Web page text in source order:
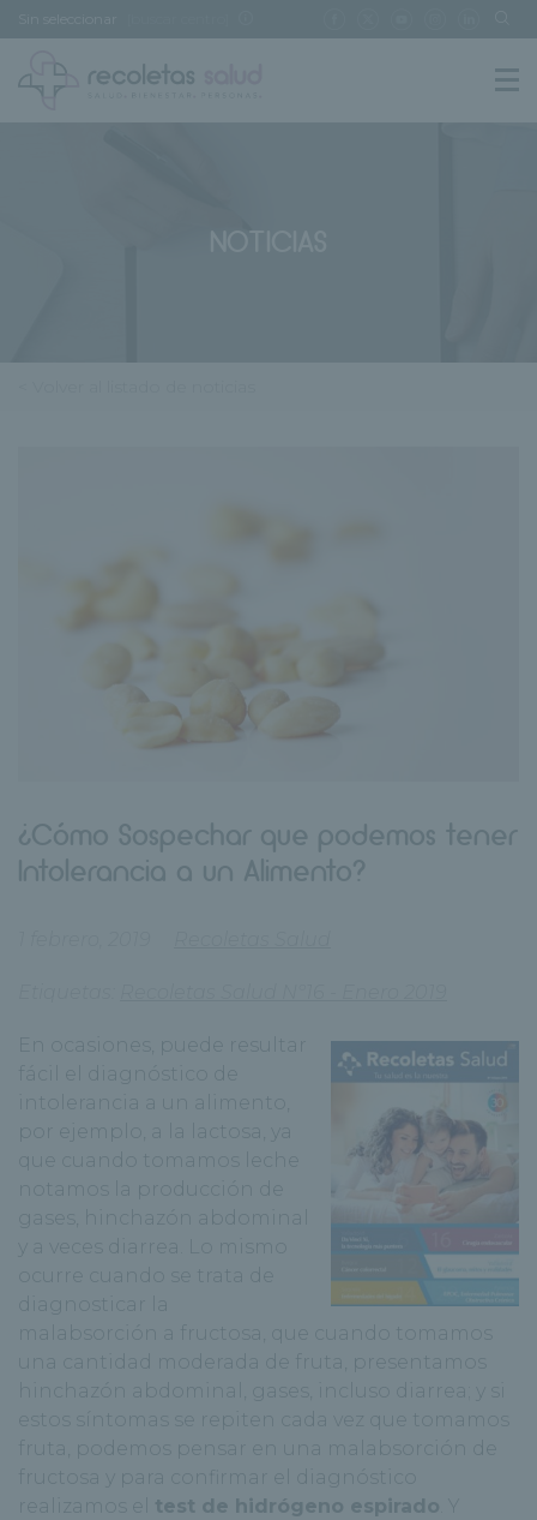
NOTICIAS
¿Cómo Sospechar que podemos tener
Intolerancia a un Alimento?
En ocasiones, puede resultar
fácil el diagnóstico de
intolerancia a un alimento,
por ejemplo, a la lactosa, ya
que cuando tomamos leche
notamos la producción de
gases, hinchazón abdominal
y a veces diarrea. Lo mismo
ocurre cuando se trata de
diagnosticar la
malabsorción a fructosa, que cuando tomamos
una cantidad moderada de fruta, presentamos
hinchazón abdominal, gases, incluso diarrea; y si
estos síntomas se repiten cada vez que tomamos
fruta, podemos pensar en una malabsorción de
fructosa y para confirmar el diagnóstico
realizamos el test de hidrógeno espirado . Y